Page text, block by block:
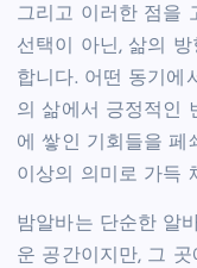
그리고 이러한 점을
선택이 아닌, 삶의
합니다. 어떤 동기에
의 삶에서 긍정적인
에 쌓인 기회들을 페
이상의 의미로 가득
밤알바는 단순한 알
운 공간이지만, 그